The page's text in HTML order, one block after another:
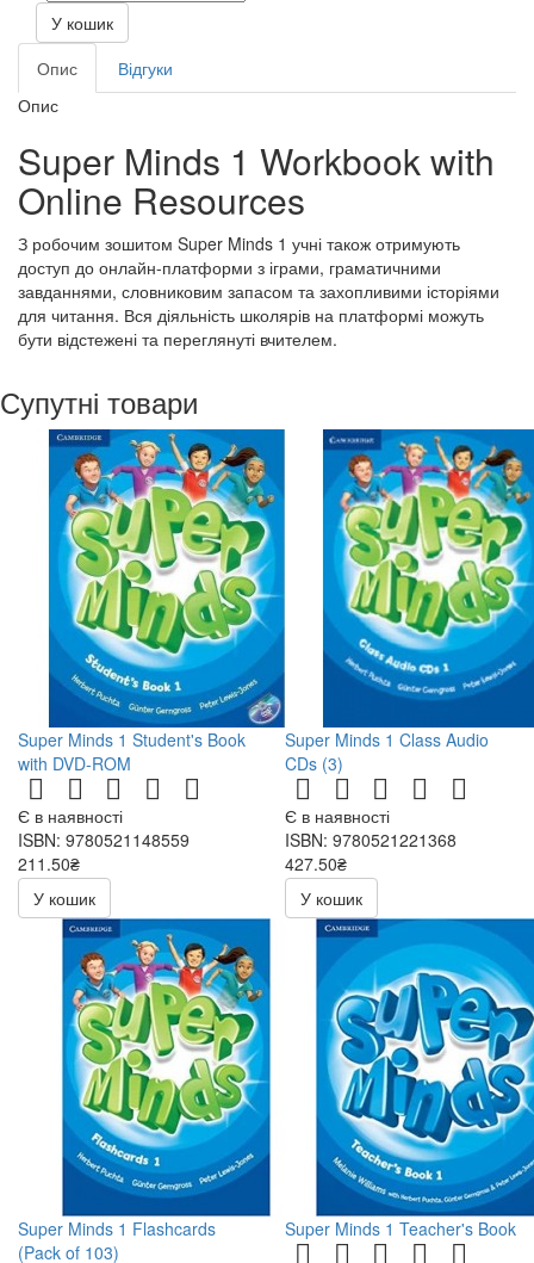
У кошик
Опис
Відгуки
Опис
Super Minds 1 Workbook with
Online Resources
З робочим зошитом Super Minds 1 учні також отримують
доступ до онлайн-платформи з іграми, граматичними
завданнями, словниковим запасом та захопливими історіями
для читання. Вся діяльність школярів на платформі можуть
бути відстежені та переглянуті вчителем.
Супутні товари
Super Minds 1 Student's Book
with DVD-ROM
Є в наявності
ISBN: 9780521148559
211.50₴
423.00₴
У кошик
Super Minds 1 Class Audio
CDs (3)
Є в наявності
ISBN: 9780521221368
427.50₴
855.00₴
У кошик
Super Minds 1 Flashcards
(Pack of 103)
Super Minds 1 Teacher's Book